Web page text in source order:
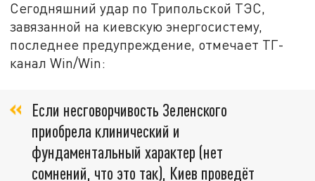
Сегодняшний удар по Трипольской ТЭС,
завязанной на киевскую энергосистему,
последнее предупреждение, отмечает ТГ-
канал Win/Win:
Если несговорчивость Зеленского
приобрела клинический и
фундаментальный характер (нет
сомнений, что это так), Киев проведёт